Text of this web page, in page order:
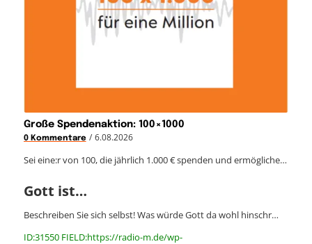
Große Spendenaktion: 100×1000
0 Kommentare / 6.08.2026
Sei eine:r von 100, die jährlich 1.000 € spenden und ermögliche…
Gott ist…
Beschreiben Sie sich selbst! Was würde Gott da wohl hinschr…
ID:31550 FIELD:https://radio-m.de/wp-